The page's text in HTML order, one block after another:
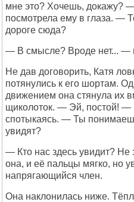
мне это? Хочешь, докажу?
посмотрела ему в глаза. —
дороге сюда?
— В смысле? Вроде нет... —
Не дав договорить, Катя
потянулись к его шортам.
движением она стянула их
щиколоток. — Эй, постой! —
спотыкаясь. — Ты
увидят?
— Кто нас здесь увидит?
она, и её пальцы мягко, но
напрягающийся член.
Она наклонилась ниже.